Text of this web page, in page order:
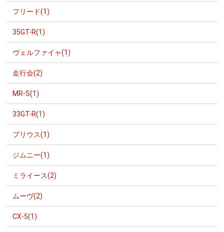
フリード(1)
35GT-R(1)
ヴェルファイャ(1)
走行会(2)
MR-S(1)
33GT-R(1)
プリウス(1)
ジムニー(1)
ミライース(2)
ムーヴ(2)
CX-5(1)